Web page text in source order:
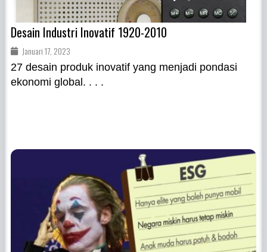
Desain Industri Inovatif 1920-2010
Januari 17, 2023
27 desain produk inovatif yang menjadi pondasi
ekonomi global. . . .